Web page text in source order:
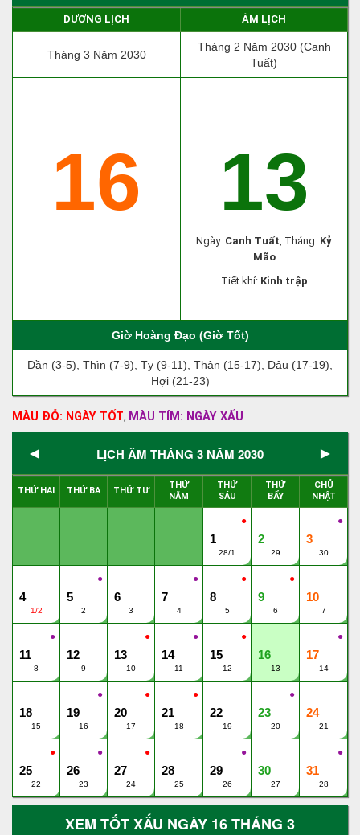
DƯƠNG LỊCH ÂM LỊCH
Tháng 3 Năm 2030
Tháng 2 Năm 2030 (Canh
Tuất)
16 13
Ngày: Canh Tuất, Tháng: Kỷ
Mão
Tiết khí: Kinh trập
Giờ Hoàng Đạo (Giờ Tốt)
Dần (3-5), Thìn (7-9), Tỵ (9-11), Thân (15-17), Dậu (17-19),
Hợi (21-23)
MÀU ĐỎ: NGÀY TỐT, MÀU TÍM: NGÀY XẤU
◄ LỊCH ÂM THÁNG 3 NĂM 2030 ►
THỨ HAI THỨ BA THỨ TƯ
THỨ
NĂM
THỨ
SÁU
THỨ
BẨY
CHỦ
NHẬT
●
1
28/1
2
29
●
3
30
4
1/2
●
5
2
6
3
●
7
4
●
8
5
●
9
6
10
7
●
11
8
12
9
●
13
10
●
14
11
●
15
12
16
13
●
17
14
18
15
●
19
16
●
20
17
●
21
18
22
19
●
23
20
24
21
●
25
22
●
26
23
●
27
24
28
25
●
29
26
30
27
●
31
28
XEM TỐT XẤU NGÀY 16 THÁNG 3